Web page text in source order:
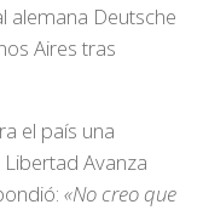
alemana Deutsche
Aires tras
el país una
Avanza
«No creo que